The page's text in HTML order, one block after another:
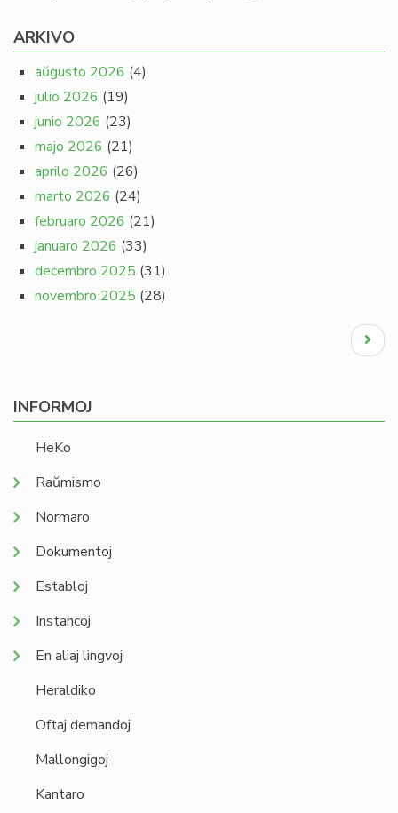
ARKIVO
aŭgusto 2026 (4)
julio 2026 (19)
junio 2026 (23)
majo 2026 (21)
aprilo 2026 (26)
marto 2026 (24)
februaro 2026 (21)
januaro 2026 (33)
decembro 2025 (31)
novembro 2025 (28)
Next
page
INFORMOJ
HeKo
Raŭmismo
Normaro
Dokumentoj
Establoj
Instancoj
En aliaj lingvoj
Heraldiko
Oftaj demandoj
Mallongigoj
Kantaro